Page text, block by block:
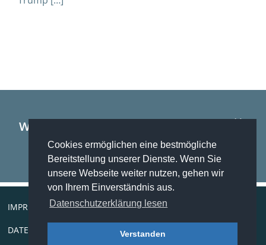
Cookies ermöglichen eine bestmögliche
Bereitstellung unserer Dienste. Wenn Sie
unsere Webseite weiter nutzen, gehen wir
von Ihrem Einverständnis aus.
Datenschutzerklärung lesen
Verstanden
Wir tun nicht nur das, was wir können –
wir können auch das, was wir tun.
IMPRESSUM
DATENSCHUTZ
T
e
o
n